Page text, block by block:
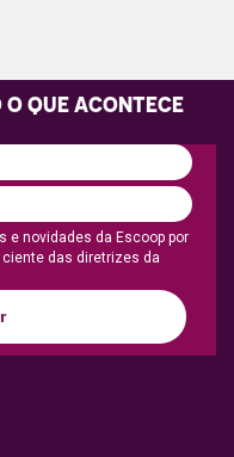
O QUE ACONTECE
e novidades da Escoop por
das diretrizes da